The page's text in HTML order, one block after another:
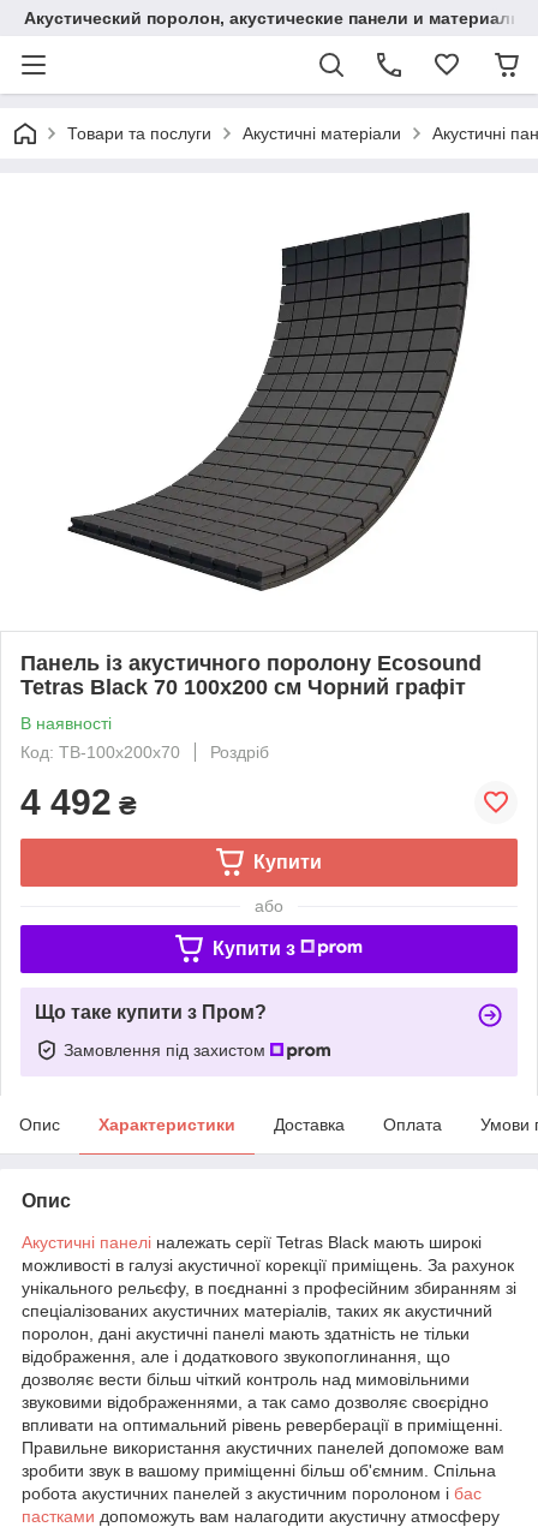
Акустический поролон, акустические панели и
Товари та послуги Акустичні матеріали Акустичні
Панель із акустичного поролону Ecosound
Tetras Black 70 100х200 см Чорний графіт
В наявності
Код: TB-100x200х70
Роздріб
4 492 ₴
Купити
або
Купити з
Що таке купити з Пром?
Замовлення під захистом
Опис Характеристики Доставка Оплата Умови
Опис
Акустичні панелі належать серії Tetras Black мають широкі
можливості в галузі акустичної корекції приміщень. За рахунок
унікального рельєфу, в поєднанні з професійним збиранням зі
спеціалізованих акустичних матеріалів, таких як акустичний
поролон, дані акустичні панелі мають здатність не тільки
відображення, але і додаткового звукопоглинання, що
дозволяє вести більш чіткий контроль над мимовільними
звуковими відображеннями, а так само дозволяє своєрідно
впливати на оптимальний рівень реверберації в приміщенні.
Правильне використання акустичних панелей допоможе вам
зробити звук в вашому приміщенні більш об'ємним. Спільна
робота акустичних панелей з акустичним поролоном і бас
пастками допоможуть вам налагодити акустичну атмосферу